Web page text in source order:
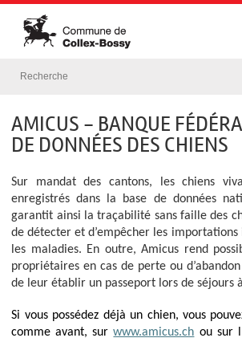
AMICUS - BANQUE
DE DONNÉES DES CHIENS
Sur mandat des cantons, les chiens
enregistrés dans la base de données
garantit ainsi la traçabilité sans faille des
de détecter et d’empêcher les
les maladies. En outre, Amicus rend
propriétaires en cas de perte ou
de leur établir un passeport lors de séjours
Si vous possédez déjà un chien, vous
comme avant, surwww.amicus.ch ou sur